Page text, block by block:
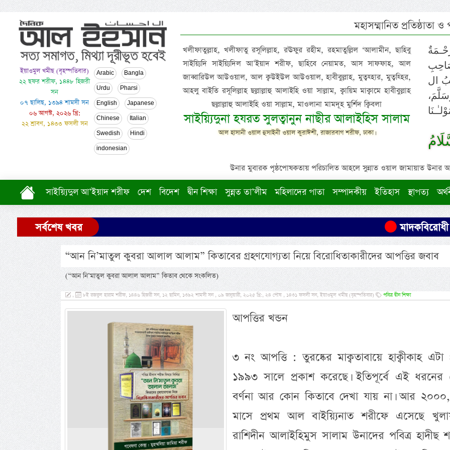
ইয়াওমুল খমীছ (বৃহস্পতিবার)
২২ ছফর শরীফ, ১৪৪৮ হিজরী
সন
০৭ ছালিছ, ১৩৯৪ শামসী সন
০৬ আগস্ট, ২০২৬ খ্রি:
২২ শ্রাবণ, ১৪৩৩ ফসলী সন
Arabic Bangla
Urdu Pharsi
English Japanese
Chinese Italian
Swedish Hindi
indonesian
মহাসম্মানিত প্রতিষ্ঠাতা
খলীফাতুল্লাহ, খলীফাতু রসূলিল্লাহ, রঊফুর রহীম, রহমাতুল্লিল ‘আলামীন, ছাহিবু
সাইয়্যিদি সাইয়্যিদিল আ’ইয়াদ শরীফ, ছাহিবে নেয়ামত, আস সাফফাহ, আল
জাব্বারিউল আউওয়াল, আল ক্বউইউল আউওয়াল, হাবীবুল্লাহ, মুত্বহ্হার, মুত্বহ্হির,
আহলু বাইতি রসূলিল্লাহ ছল্লাল্লাহু আলাইহি ওয়া সাল্লাম, ক্বায়িম মাক্বামে হাবীবুল্লাহ
ছল্লাল্লাহু আলাইহি ওয়া সাল্লাম, মাওলানা মামদূহ মুর্শিদ ক্বিবলা
সাইয়্যিদুনা হযরত সুলত্বানুন নাছীর আলাইহিস সালাম
আল হাসানী ওয়াল হুসাইনী ওয়াল কুরাঈশী, রাজারবাগ শরীফ, ঢাকা।
ال
উনার মুবারক পৃষ্ঠপোষকতায় পরিচালিত আহলে সুন্নাত ওয়াল জামায়াত উনার
সাইয়্যিদুল আ’ইয়াদ শরীফ দেশ বিদেশ দ্বীন শিক্ষা সুন্নত তা’লীম মহিলাদের পাতা সম্পাদকীয় ইতিহাস স্থাপত্য
সর্বশেষ খবর মাদকবিরোধী
“আন নি’মাতুল কুবরা আলাল আলাম” কিতাবের গ্রহণযোগ্যতা নিয়ে বিরোধিতাকারীদের আপত্তির জবাব
(“আন নি’মাতুল কুবরা আলাল আলাম” কিতাব থেকে সংকলিত)
, ৮ই রজবুল হারাম শরীফ, ১৪৪৬ হিজরী সন, ১২ ছামিন, ১৩৯২ শামসী সন , ০৯ জানুয়ারী, ২০২৫ খ্রি:, ২৪ পৌষ , ১৪৩১ ফসলী সন, ইয়াওমুল খমীছ (বৃহস্পতিবার) পবিত্র দ্বীন শিক্ষা
আপত্তির খন্ডন
৩ নং আপত্তি : তুরষ্কের মাক্বতাবায়ে হাক্বীকাহ এটা
১৯৯৩ সালে প্রকাশ করেছে। ইতিপূর্বে এই
বর্ণনা আর কোন কিতাবে দেখা যায় না। আর
মাসে প্রথম আল বাইয়্যিনাত শরীফে এসেছে
রাশিদীন আলাইহিমুস সালাম উনাদের পবিত্র হাদীছ